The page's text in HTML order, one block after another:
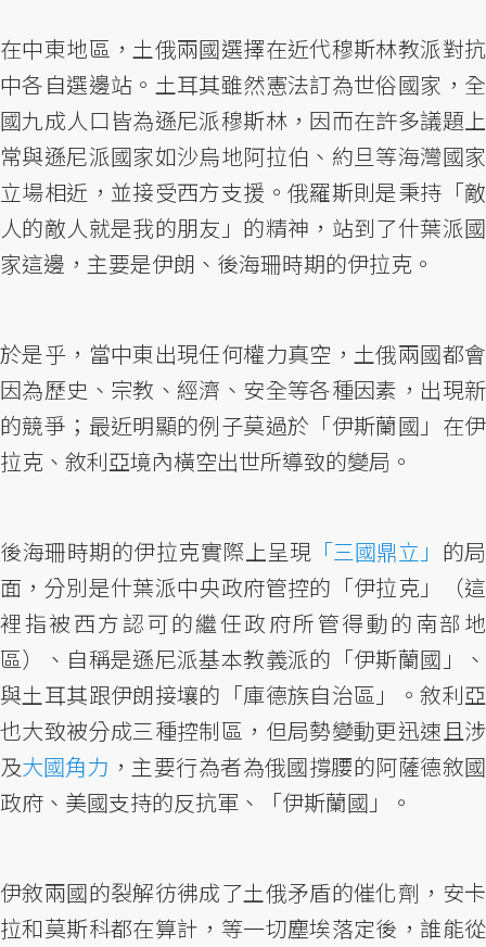
在中東地區，土俄兩國選擇在近代穆斯林教派對抗
中各自選邊站。土耳其雖然憲法訂為世俗國家，全
國九成人口皆為遜尼派穆斯林，因而在許多議題上
常與遜尼派國家如沙烏地阿拉伯、約旦等海灣國家
立場相近，並接受西方支援。俄羅斯則是秉持「敵
人的敵人就是我的朋友」的精神，站到了什葉派國
家這邊，主要是伊朗、後海珊時期的伊拉克。
於是乎，當中東出現任何權力真空，土俄兩國都會
因為歷史、宗教、經濟、安全等各種因素，出現新
的競爭；最近明顯的例子莫過於「伊斯蘭國」在伊
拉克、敘利亞境內橫空出世所導致的變局。
後海珊時期的伊拉克實際上呈現 「三國鼎立」 的局
面，分別是什葉派中央政府管控的「伊拉克」（這
裡指被西方認可的繼任政府所管得動的南部地
區）、自稱是遜尼派基本教義派的「伊斯蘭國」、
與土耳其跟伊朗接壤的「庫德族自治區」。敘利亞
也大致被分成三種控制區，但局勢變動更迅速且涉
及大國角力 ，主要行為者為俄國撐腰的阿薩德敘國
政府、美國支持的反抗軍、「伊斯蘭國」。
伊敘兩國的裂解彷彿成了土俄矛盾的催化劑，安卡
拉和莫斯科都在算計，等一切塵埃落定後，誰能從